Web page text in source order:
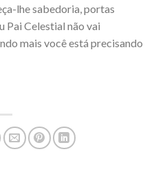
lhe sabedoria, portas
Pai Celestial não vai
mais você está precisando